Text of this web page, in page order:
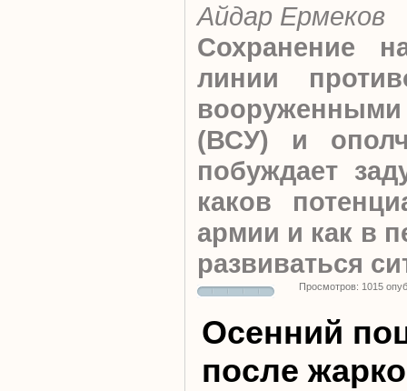
Айдар Ермеков
Сохранение
линии
(ВСУ) и
побуждает
каков
армии и как в
развиваться
Просмотров: 1015
Осенний
после